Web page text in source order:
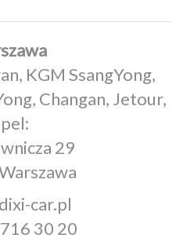
KGM SsangYong,
Changan, Jetour,
29
car.pl
30 20